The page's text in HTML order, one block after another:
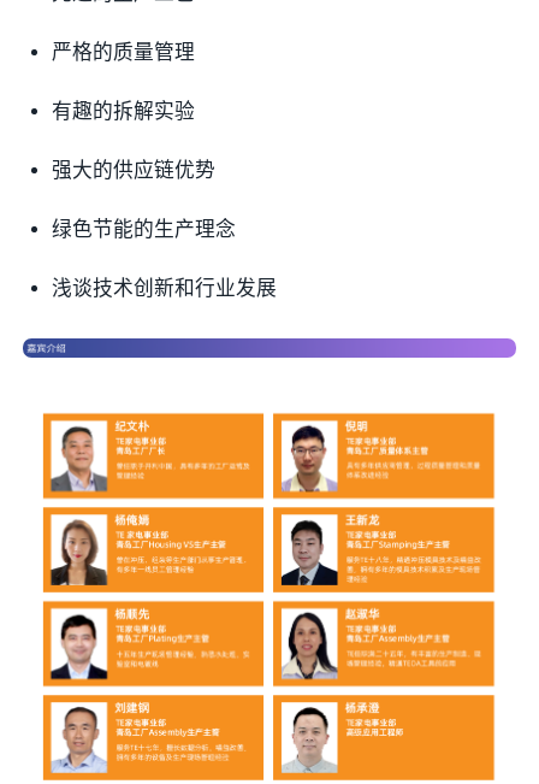
严格的质量管理
有趣的拆解实验
强大的供应链优势
绿色节能的生产理念
浅谈技术创新和行业发展